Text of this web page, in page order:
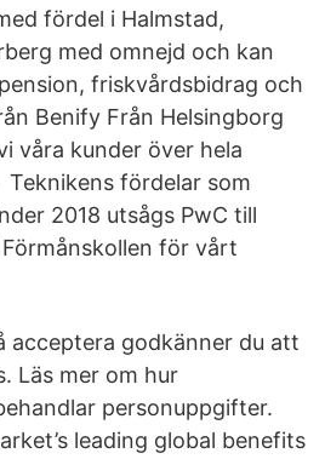
fördel i Halmstad,
med omnejd och kan
friskvårdsbidrag och
Benify Från Helsingborg
våra kunder över hela
fördelar som
2018 utsågs PwC till
för vårt
acceptera godkänner du att
Läs mer om hur
personuppgifter.
leading global benefits